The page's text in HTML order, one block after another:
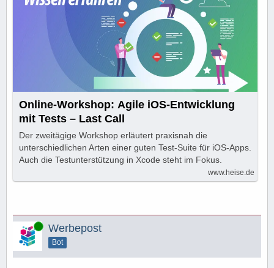
Online-Workshop: Agile iOS-Entwicklung
mit Tests – Last Call
Der zweitägige Workshop erläutert praxisnah die
unterschiedlichen Arten einer guten Test-Suite für iOS-Apps.
Auch die Testunterstützung in Xcode steht im Fokus.
www.heise.de
Online Werbepost
Bot